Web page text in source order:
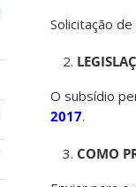
Solicitação
O subsídio
2017.
COMO